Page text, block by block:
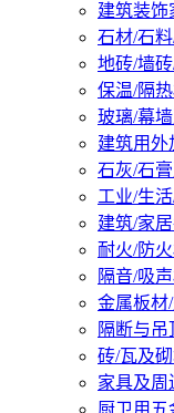
建筑装饰
石材/石
地砖/墙
保温/隔
玻璃/幕
建筑用外
石灰/石
工业/生
建筑/家
耐火/防
隔音/吸
金属板材
隔断与吊
砖/瓦及
家具及周
厨卫用五